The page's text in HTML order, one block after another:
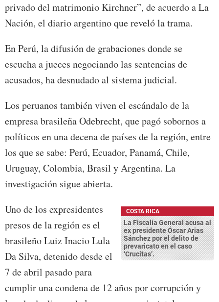
privado del matrimonio Kirchner”, de acuerdo a La
Nación, el diario argentino que reveló la trama.
En Perú, la difusión de grabaciones donde se
escucha a jueces negociando las sentencias de
acusados, ha desnudado al sistema judicial.
Los peruanos también viven el escándalo de la
empresa brasileña Odebrecht, que pagó sobornos a
políticos en una decena de países de la región, entre
los que se sabe: Perú, Ecuador, Panamá, Chile,
Uruguay, Colombia, Brasil y Argentina. La
investigación sigue abierta.
COSTA RICA
La Fiscalía General acusa al
ex presidente Óscar Arias
Sánchez por el delito de
prevaricato en el caso
‘Crucitas’.
Uno de los expresidentes
presos de la región es el
brasileño Luiz Inacio Lula
Da Silva, detenido desde el
7 de abril pasado para
cumplir una condena de 12 años por corrupción y